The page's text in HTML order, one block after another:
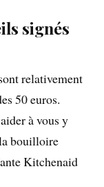
signés
relativement
50 euros.
à vous y
bouilloire
Kitchenaid